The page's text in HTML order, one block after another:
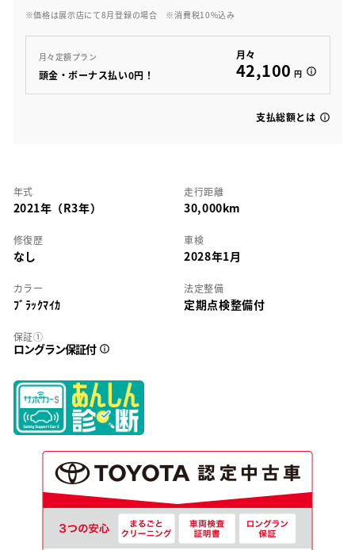
※価格は展示店にて8月登録の場合 ※消費税10%込み
月々定額プラン
頭金・ボーナス払い0円！
月々
42,100 円
支払総額とは
年式
2021年（R3年）
走行距離
30,000km
修復歴
なし
車検
2028年1月
カラー
ﾌﾞﾗｯｸﾏｲｶ
法定整備
定期点検整備付
保証①
ロングラン保証付